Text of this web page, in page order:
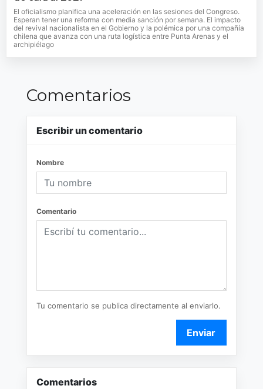
El oficialismo planifica una aceleración en las sesiones del Congreso.
Esperan tener una reforma con media sanción por semana. El impacto
del revival nacionalista en el Gobierno y la polémica por una compañía
chilena que avanza con una ruta logística entre Punta Arenas y el
archipiélago
Comentarios
Escribir un comentario
Nombre
Comentario
Tu comentario se publica directamente al enviarlo.
Enviar
Comentarios